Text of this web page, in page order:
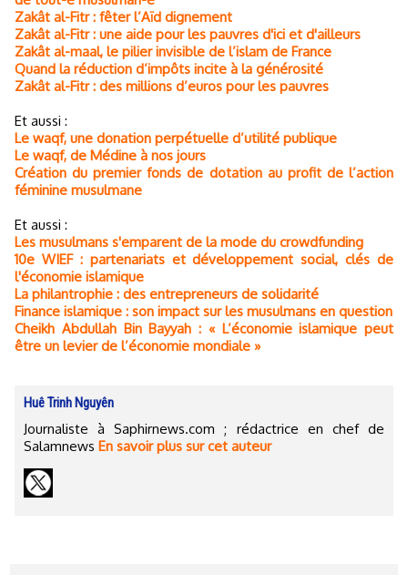
Zakât al-Fitr : fêter l’Aïd dignement
Zakât al-Fitr : une aide pour les pauvres d'ici et d'ailleurs
Zakât al-maal, le pilier invisible de l’islam de France
Quand la réduction d’impôts incite à la générosité
Zakât al-Fitr : des millions d’euros pour les pauvres
Et aussi :
Le waqf, une donation perpétuelle d’utilité publique
Le waqf, de Médine à nos jours
Création du premier fonds de dotation au profit de l’action
féminine musulmane
Et aussi :
Les musulmans s'emparent de la mode du crowdfunding
10e WIEF : partenariats et développement social, clés de
l'économie islamique
La philantrophie : des entrepreneurs de solidarité
Finance islamique : son impact sur les musulmans en question
Cheikh Abdullah Bin Bayyah : « L’économie islamique peut
être un levier de l’économie mondiale »
Huê Trinh Nguyên
Journaliste à Saphirnews.com ; rédactrice en chef de
Salamnews En savoir plus sur cet auteur